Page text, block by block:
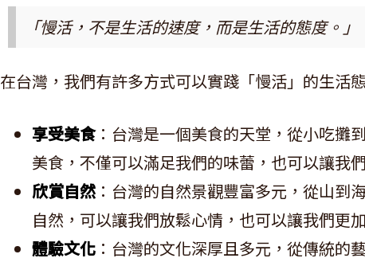
「慢活，不是生活的速度，而是生活的態度。」
在台灣，我們有許多方式可以實踐「慢活」的生活態
享受美食：台灣是一個美食的天堂，從小吃攤
美食，不僅可以滿足我們的味蕾，也可以讓我
欣賞自然 ：台灣的自然景觀豐富多元，從山到
自然，可以讓我們放鬆心情，也可以讓我們更
體驗文化 ：台灣的文化深厚且多元，從傳統的